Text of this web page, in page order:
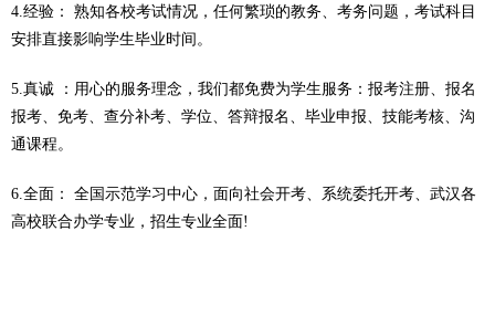
4.经验： 熟知各校考试情况，任何繁琐的教务、考务问题，考试科目
安排直接影响学生毕业时间。
5.真诚 ：用心的服务理念，我们都免费为学生服务：报考注册、报名
报考、免考、查分补考、学位、答辩报名、毕业申报、技能考核、沟
通课程。
6.全面： 全国示范学习中心，面向社会开考、系统委托开考、武汉各
高校联合办学专业，招生专业全面!